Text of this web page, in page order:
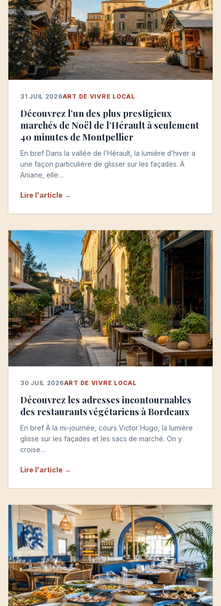
31 JUIL 2026ART DE VIVRE LOCAL
Découvrez l’un des plus prestigieux
marchés de Noël de l’Hérault à seulement
40 minutes de Montpellier
En bref Dans la vallée de l’Hérault, la lumière d’hiver a
une façon particulière de glisser sur les façades. À
Aniane, elle…
Lire l'article →
30 JUIL 2026ART DE VIVRE LOCAL
Découvrez les adresses incontournables
des restaurants végétariens à Bordeaux
En bref À la mi-journée, cours Victor Hugo, la lumière
glisse sur les façades et les sacs de marché. On y
croise…
Lire l'article →